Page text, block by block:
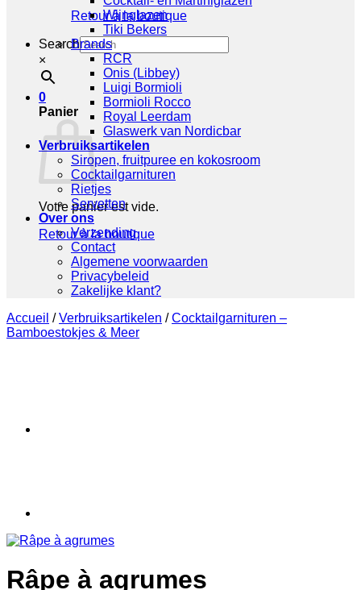
Retour à la boutique
Search
×
0
Panier
Votre panier est vide.
Retour à la boutique
Wijnglazen
Tiki Bekers
Brands
RCR
Onis (Libbey)
Luigi Bormioli
Bormioli Rocco
Royal Leerdam
Glaswerk van Nordicbar
Verbruiksartikelen
Siropen, fruitpuree en kokosroom
Cocktailgarnituren
Rietjes
Servetten
Over ons
Verzending
Contact
Algemene voorwaarden
Privacybeleid
Zakelijke klant?
Accueil / Verbruiksartikelen / Cocktailgarnituren –
Bamboestokjes & Meer
Râpe à agrumes